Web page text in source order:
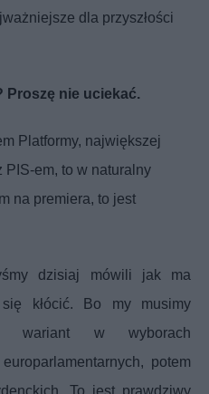
dla przyszłości
Proszę nie uciekać.
Platformy, największej
em, to w naturalny
na premiera, to jest
dzisiaj mówili jak ma
kłócić. Bo my musimy
wariant w wyborach
potem
To jest prawdziwy